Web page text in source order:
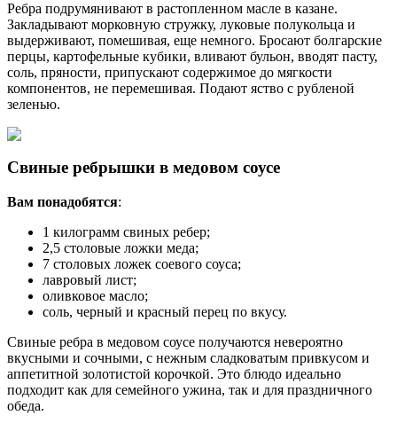
Ребра подрумянивают в растопленном масле в казане.
Закладывают морковную стружку, луковые полукольца и
выдерживают, помешивая, еще немного. Бросают болгарские
перцы, картофельные кубики, вливают бульон, вводят пасту,
соль, пряности, припускают содержимое до мягкости
компонентов, не перемешивая. Подают яство с рубленой
зеленью.
Свиные ребрышки в медовом соусе
Вам понадобятся:
1 килограмм свиных ребер;
2,5 столовые ложки меда;
7 столовых ложек соевого соуса;
лавровый лист;
оливковое масло;
соль, черный и красный перец по вкусу.
Свиные ребра в медовом соусе получаются невероятно
вкусными и сочными, с нежным сладковатым привкусом и
аппетитной золотистой корочкой. Это блюдо идеально
подходит как для семейного ужина, так и для праздничного
обеда.